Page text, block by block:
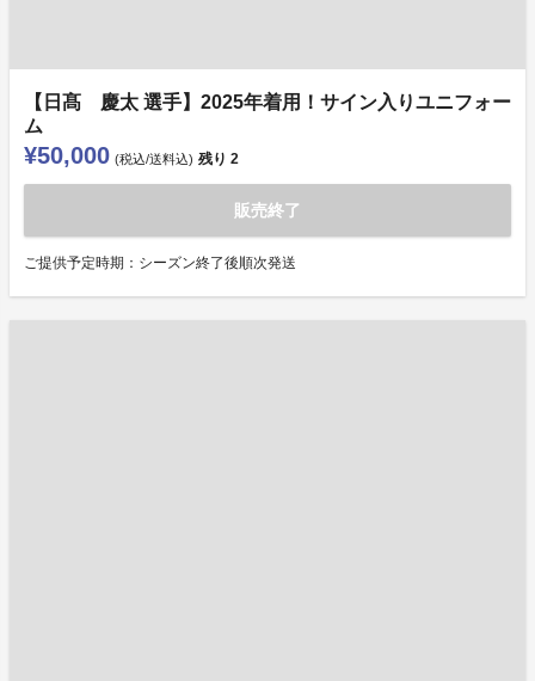
【日髙 慶太 選手】2025年着用！サイン入りユニフォー
ム
¥50,000 (税込/送料込) 残り 2
販売終了
ご提供予定時期：シーズン終了後順次発送